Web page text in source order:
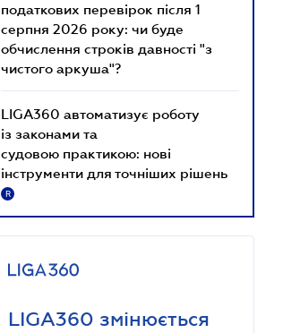
податкових перевірок після 1
серпня 2026 року: чи буде
обчислення строків давності "з
чистого аркуша"?
LIGA360 автоматизує роботу
із законами та
судовою практикою: нові
інструменти для точніших рішень
R
LIGA360 змінюється